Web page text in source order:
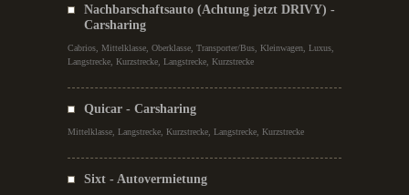
Nachbarschaftsauto (Achtung jetzt DRIVY) -
Carsharing
Cabrios, Mittelklasse, Oberklasse, Transporter/Bus, Kleinwagen, Luxus,
Langstrecke, Kurzstrecke, Langstrecke, Kurzstrecke
Quicar - Carsharing
Mittelklasse, Langstrecke, Kurzstrecke, Langstrecke, Kurzstrecke
Sixt - Autovermietung